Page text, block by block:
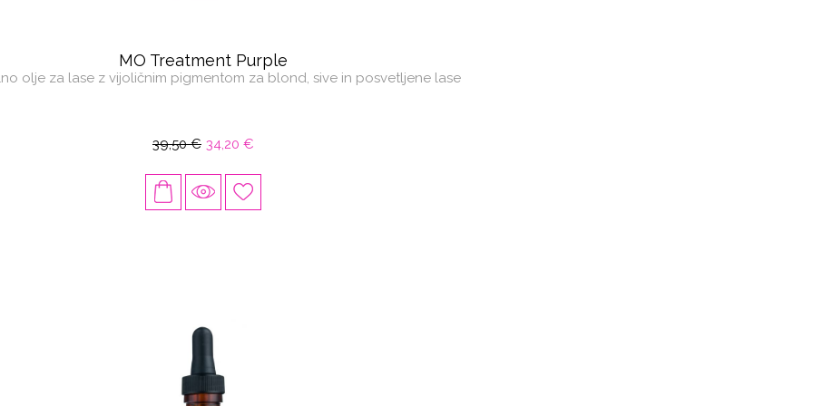
MO Treatment Purple
olje za lase z vijoličnim pigmentom za blond, sive in posvetljene lase
39,50 € 34,20 €